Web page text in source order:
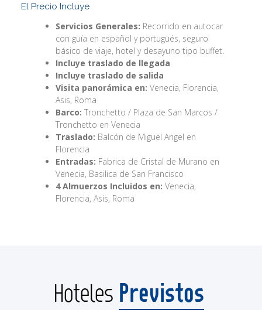
El Precio Incluye
Servicios Generales: Recorrido en autocar
con guía en español y portugués, seguro
básico de viaje, hotel y desayuno tipo buffet.
Incluye traslado de llegada
Incluye traslado de salida
Visita panorámica en: Venecia, Florencia,
Asis, Roma
Barco: Tronchetto / Plaza de San Marcos /
Tronchetto en Venecia
Traslado: Balcón de Miguel Angel en
Florencia
Entradas: Fabrica de Cristal de Murano en
Venecia, Basilica de San Francisco
4 Almuerzos Incluidos en: Venecia,
Florencia, Asis, Roma
Hoteles Previstos